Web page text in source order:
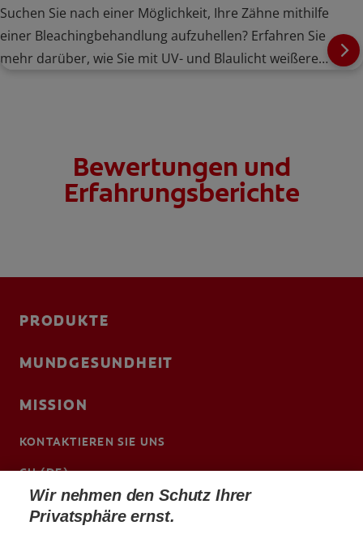
Suchen Sie nach einer Möglichkeit, Ihre Zähne mithilfe
einer Bleachingbehandlung aufzuhellen? Erfahren Sie
mehr darüber, wie Sie mit UV- und Blaulicht weißere
Bewertungen und
Erfahrungsberichte
PRODUKTE
MUNDGESUNDHEIT
MISSION
KONTAKTIEREN SIE UNS
CH (DE)
www.colgateprofessional.ch/de-ch
Wir nehmen den Schutz Ihrer
Privatsphäre ernst.